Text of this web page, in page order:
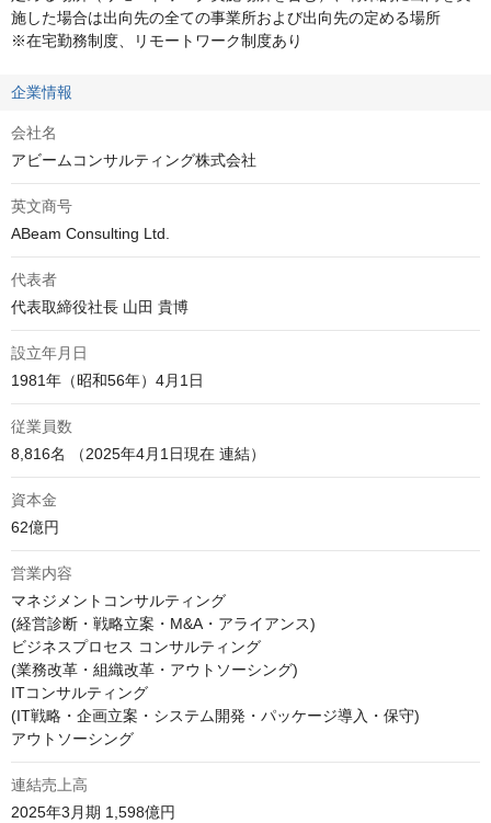
施した場合は出向先の全ての事業所および出向先の定める場所
※在宅勤務制度、リモートワーク制度あり
企業情報
会社名
アビームコンサルティング株式会社
英文商号
ABeam Consulting Ltd.
代表者
代表取締役社長 山田 貴博
設立年月日
1981年（昭和56年）4月1日
従業員数
8,816名 （2025年4月1日現在 連結）
資本金
62億円
営業内容
マネジメントコンサルティング
(経営診断・戦略立案・M&A・アライアンス)
ビジネスプロセス コンサルティング
(業務改革・組織改革・アウトソーシング)
ITコンサルティング
(IT戦略・企画立案・システム開発・パッケージ導入・保守)
アウトソーシング
連結売上高
2025年3月期 1,598億円